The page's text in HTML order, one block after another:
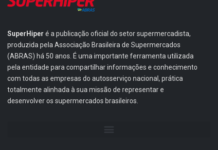
SuperHiper é a publicação oficial do setor supermercadista,
produzida pela Associação Brasileira de Supermercados
(ABRAS) há 50 anos. É uma importante ferramenta utilizada
pela entidade para compartilhar informações e conhecimento
com todas as empresas do autosserviço nacional, prática
totalmente alinhada à sua missão de representar e
desenvolver os supermercados brasileiros.